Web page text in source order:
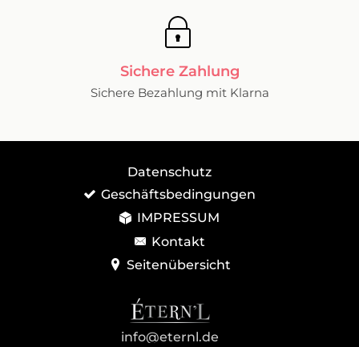
Sichere Zahlung
Sichere Bezahlung mit Klarna
Datenschutz
Geschäftsbedingungen
IMPRESSUM
Kontakt
Seitenübersicht
info@eternl.de